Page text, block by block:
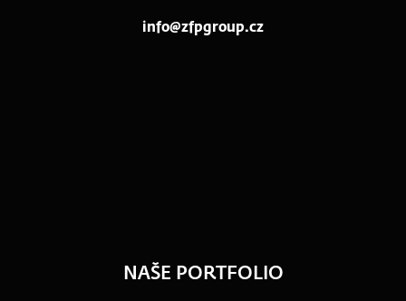
info@zfpgroup.cz
NAŠE PORTFOLIO